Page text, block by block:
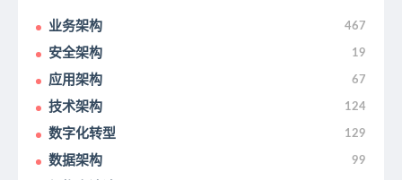
业务架构 467
安全架构 19
应用架构 67
技术架构 124
数字化转型 129
数据架构 99